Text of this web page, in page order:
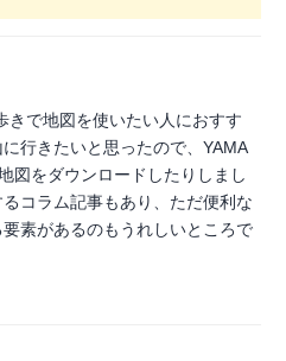
きで地図を使いたい人におすす
行きたいと思ったので、YAMA
図をダウンロードしたりしまし
コラム記事もあり、ただ便利な
素があるのもうれしいところで